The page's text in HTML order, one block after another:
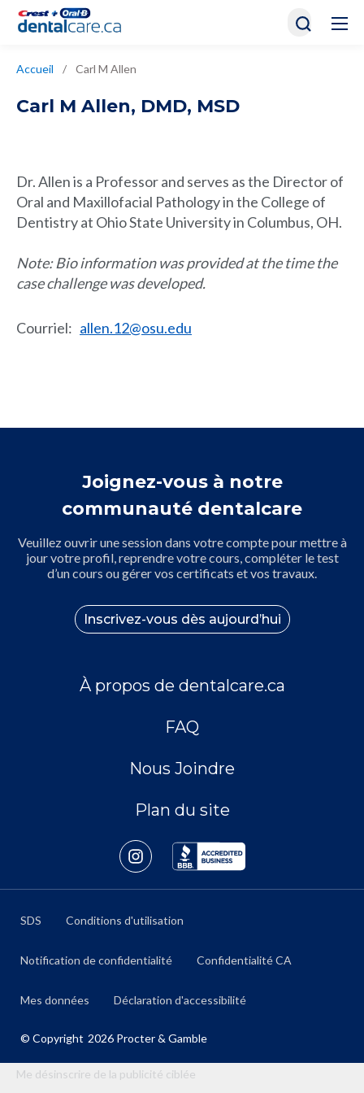
Accueil / Carl M Allen
Carl M Allen, DMD, MSD
Dr. Allen is a Professor and serves as the Director of
Oral and Maxillofacial Pathology in the College of
Dentistry at Ohio State University in Columbus, OH.
Note: Bio information was provided at the time the
case challenge was developed.
Courriel: allen.12@osu.edu
Joignez-vous à notre
communauté dentalcare
Veuillez ouvrir une session dans votre compte pour mettre à
jour votre profil, reprendre votre cours, compléter le test
d’un cours ou gérer vos certificats et vos travaux.
Inscrivez-vous dès aujourd’hui
À propos de dentalcare.ca
FAQ
Nous Joindre
Plan du site
SDS Conditions d'utilisation
Notification de confidentialité Confidentialité CA
Mes données Déclaration d'accessibilité
© Copyright 2026 Procter & Gamble
Me désinscrire de la publicité ciblée